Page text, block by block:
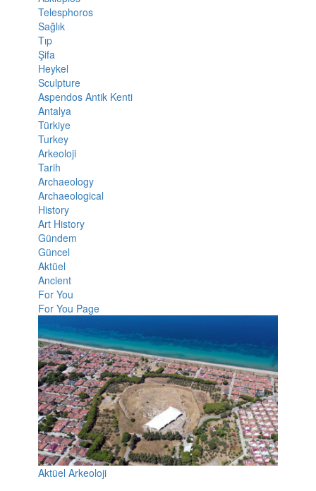
Telesphoros
Sağlık
Tıp
Şifa
Heykel
Sculpture
Aspendos Antik Kenti
Antalya
Türkiye
Turkey
Arkeoloji
Tarih
Archaeology
Archaeological
History
Art History
Gündem
Güncel
Aktüel
Ancient
For You
For You Page
Aktüel Arkeoloji